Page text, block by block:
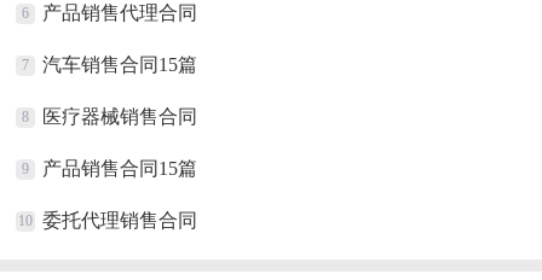
6 产品销售代理合同
7 汽车销售合同15篇
8 医疗器械销售合同
9 产品销售合同15篇
10 委托代理销售合同